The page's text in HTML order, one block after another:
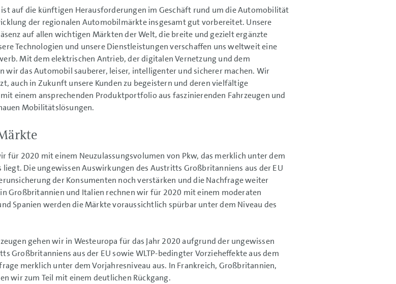
ist auf die künftigen Herausforderungen im Geschäft rund um die Automobilität
der regionalen Automobilmärkte insgesamt gut vorbereitet. Unsere
auf allen wichtigen Märkten der Welt, die breite und gezielt ergänzte
Technologien und unsere Dienstleistungen verschaffen uns weltweit eine
Mit dem elektrischen Antrieb, der digitalen Vernetzung und dem
wir das Automobil sauberer, leiser, intelligenter und sicherer machen. Wir
auch in Zukunft unsere Kunden zu begeistern und deren vielfältige
einem ansprechenden Produktportfolio aus faszinierenden Fahrzeugen und
Mobilitätslösungen.
für 2020 mit einem Neuzulassungsvolumen von Pkw, das merklich unter dem
liegt. Die ungewissen Auswirkungen des Austritts Großbritanniens aus der EU
der Konsumenten noch verstärken und die Nachfrage weiter
Großbritannien und Italien rechnen wir für 2020 mit einem moderaten
Spanien werden die Märkte voraussichtlich spürbar unter dem Niveau des
gehen wir in Westeuropa für das Jahr 2020 aufgrund der ungewissen
Großbritanniens aus der EU sowie WLTP-bedingter Vorzieheffekte aus dem
merklich unter dem Vorjahresniveau aus. In Frankreich, Großbritannien,
wir zum Teil mit einem deutlichen Rückgang.